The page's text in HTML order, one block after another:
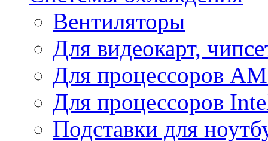
Вентиляторы
Для видеокарт,
Для процессоров
Для процессоров
Подставки для